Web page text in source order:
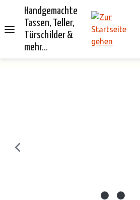
springen
Handgemachte
Tassen, Teller,
Türschilder &
mehr...